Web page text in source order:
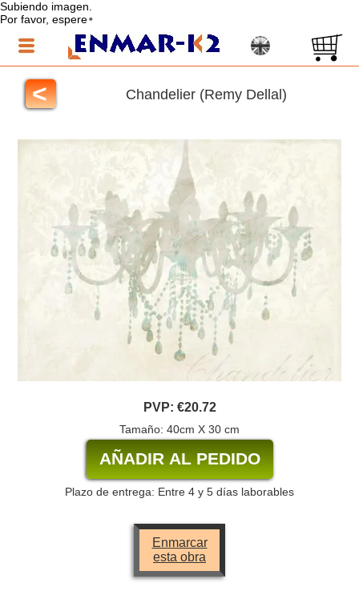
Subiendo imagen.
Por favor, espere
< Chandelier (Remy Dellal)
PVP: €20.72
Tamaño: 40cm X 30 cm
Plazo de entrega: Entre 4 y 5 días laborables
Enmarcar
esta obra